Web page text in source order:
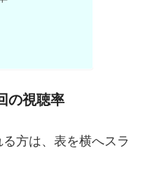
の視聴率
方は、表を横へスラ